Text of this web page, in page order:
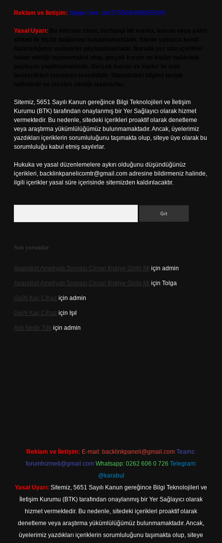
Reklam ve İletişim: Skype: live:.cid.575569c608265c69
Yasal Uyarı:
Sitemiz, 5651 Sayılı Kanun gereğince Bilgi Teknolojileri ve İletişim
Kurumu (BTK) tarafından onaylanmış bir Yer Sağlayıcı olarak hizmet
vermektedir. Bu nedenle, sitedeki içerikleri proaktif olarak denetleme
veya araştırma yükümlülüğümüz bulunmamaktadır. Ancak, üyelerimiz
yazdıkları içeriklerin sorumluluğunu taşımakta olup, siteye üye olarak bu
sorumluluğu kabul etmiş sayılırlar.
Hukuka ve yasal düzenlemelere aykırı olduğunu düşündüğünüz
içerikleri, backlinkpanelicomtr@gmail.com adresine bildirmeniz halinde,
ilgili içerikler yasal süre içerisinde sitemizden kaldırılacaktır.
Son yorumlar
Apandisit Ameliyatı Sonrası Cinsel Ilişkiye Girilir Mi için admin
Apandisit Ameliyatı Sonrası Cinsel Ilişkiye Girilir Mi için Tolga
Gai̇N Kaç Cihaz için admin
Gai̇N Kaç Cihaz için Işıl
Aslı Nedir Tdk için admin
Reklam ve İletişim: E-mail: backlinkpaneli@gmail.com Teams:
forumhizmeti@gmail.com Whatsapp: 0262 606 0 726 Telegram:
@karabul
Yasal Uyarı: Sitemiz, 5651 Sayılı Kanun gereğince Bilgi Teknolojileri ve
İletişim Kurumu (BTK) tarafından onaylanmış bir Yer Sağlayıcı olarak
hizmet vermektedir. Bu nedenle, sitedeki içerikleri proaktif olarak
denetleme veya araştırma yükümlülüğümüz bulunmamaktadır. Ancak,
üyelerimiz yazdıkları içeriklerin sorumluluğunu taşımakta olup, siteye